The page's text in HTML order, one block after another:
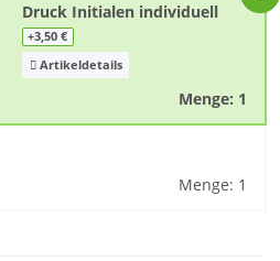
Druck Initialen individuell
+3,50 €
Artikeldetails
Menge: 1
Menge: 1